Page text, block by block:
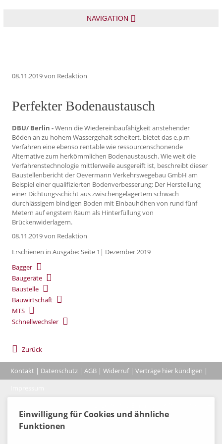
NAVIGATION
08.11.2019von Redaktion
Perfekter Bodenaustausch
DBU/ Berlin -Wenn die Wiedereinbaufähigkeit anstehender
Böden an zu hohem Wassergehalt scheitert, bietet das e.p.m-
Verfahren eine ebenso rentable wie ressourcenschonende
Alternative zum herkömmlichen Bodenaustausch. Wie weit die
Verfahrenstechnologie mittlerweile ausgereift ist, beschreibt dieser
Baustellenbericht der Oevermann Verkehrswegebau GmbH am
Beispiel einer qualifizierten Bodenverbesserung: Der Herstellung
einer Dichtungsschicht aus zwischengelagertem schwach
durchlässigem bindigen Boden mit Einbauhöhen von rund fünf
Metern auf engstem Raum als Hinterfüllung von
Brückenwiderlagern.
08.11.2019von Redaktion
Erschienen in Ausgabe: Seite 1| Dezember 2019
Bagger
Baugeräte
Baustelle
Bauwirtschaft
MTS
Schnellwechsler
Zurück
Kontakt | Datenschutz | AGB | Widerruf| Verträge hier kündigen |
Einwilligung für Cookies und ähnliche
Funktionen